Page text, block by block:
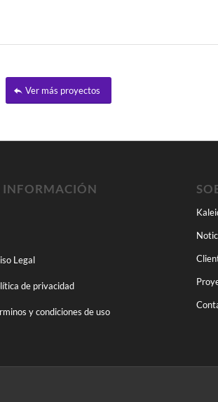
Ver más proyectos
INFORMACIÓN
Legal
de privacidad
y condiciones de uso